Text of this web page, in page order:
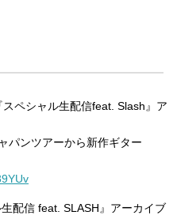
ペシャル生配信feat. Slash』ア
パンツアーから新作ギター
配信 feat. SLASH』アーカイブ